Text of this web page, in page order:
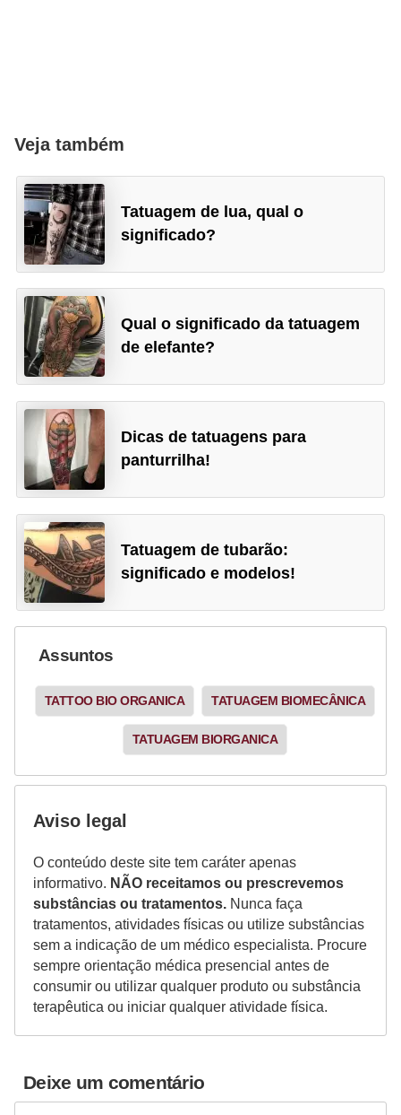
Veja também
Tatuagem de lua, qual o
significado?
Qual o significado da tatuagem
de elefante?
Dicas de tatuagens para
panturrilha!
Tatuagem de tubarão:
significado e modelos!
Assuntos
TATTOO BIO ORGANICA TATUAGEM BIOMECÂNICA
TATUAGEM BIORGANICA
Aviso legal
O conteúdo deste site tem caráter apenas
informativo. NÃO receitamos ou prescrevemos
substâncias ou tratamentos. Nunca faça
tratamentos, atividades físicas ou utilize substâncias
sem a indicação de um médico especialista. Procure
sempre orientação médica presencial antes de
consumir ou utilizar qualquer produto ou substância
terapêutica ou iniciar qualquer atividade física.
Deixe um comentário